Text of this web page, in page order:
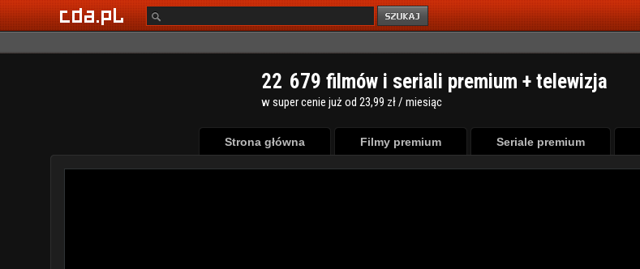
22 679 filmów i seriali premium + telewizja
w super cenie już od 23,99 zł / miesiąc
Strona główna Filmy premium Seriale premium